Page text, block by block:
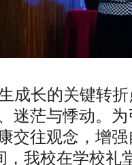
长的关键转折
迷茫与悸动。
交往观念，增
，我校在学校礼